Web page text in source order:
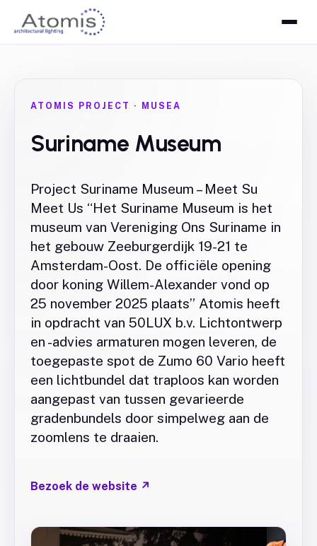
ATOMIS PROJECT · MUSEA
Suriname Museum
Project Suriname Museum – Meet Su
Meet Us “Het Suriname Museum is het
museum van Vereniging Ons Suriname in
het gebouw Zeeburgerdijk 19-21 te
Amsterdam-Oost. De officiële opening
door koning Willem-Alexander vond op
25 november 2025 plaats” Atomis heeft
in opdracht van 50LUX b.v. Lichtontwerp
en -advies armaturen mogen leveren, de
toegepaste spot de Zumo 60 Vario heeft
een lichtbundel dat traploos kan worden
aangepast van tussen gevarieerde
gradenbundels door simpelweg aan de
zoomlens te draaien.
Bezoek de website ↗